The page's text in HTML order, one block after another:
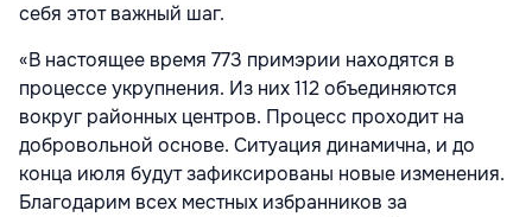
себя этот важный шаг.
«В настоящее время 773 примэрии находятся в
процессе укрупнения. Из них 112 объединяются
вокруг районных центров. Процесс проходит на
добровольной основе. Ситуация динамична, и до
конца июля будут зафиксированы новые изменения.
Благодарим всех местных избранников за